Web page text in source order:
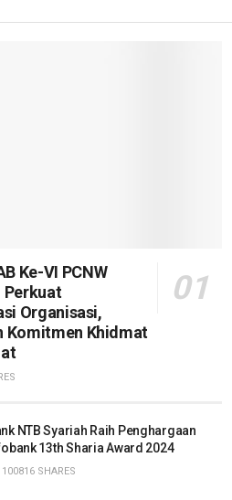
Ke-VI PCNW
Perkuat
Organisasi,
Komitmen Khidmat
NTB Syariah Raih Penghargaan
13th Sharia Award 2024
100816 SHARES